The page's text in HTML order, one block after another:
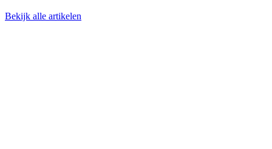
Bekijk alle artikelen